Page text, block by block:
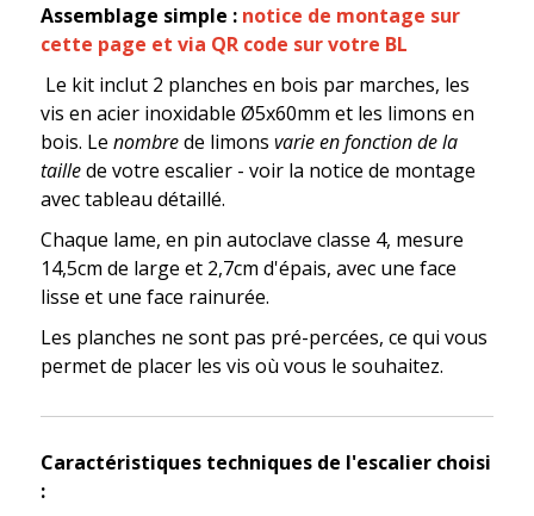
Assemblage simple : notice de montage sur
cette page et via QR code sur votre BL
Le kit inclut 2 planches en bois par marches, les
vis en acier inoxidable Ø5x60mm et les limons en
bois. Le nombrede limons varie en fonction de la
taillede votre escalier - voir la notice de montage
avec tableau détaillé.
Chaque lame, en pin autoclave classe 4, mesure
14,5cm de large et 2,7cm d'épais, avec une face
lisse et une face rainurée.
Les planches ne sont pas pré-percées, ce qui vous
permet de placer les vis où vous le souhaitez.
Caractéristiques techniques de l'escalier choisi
: